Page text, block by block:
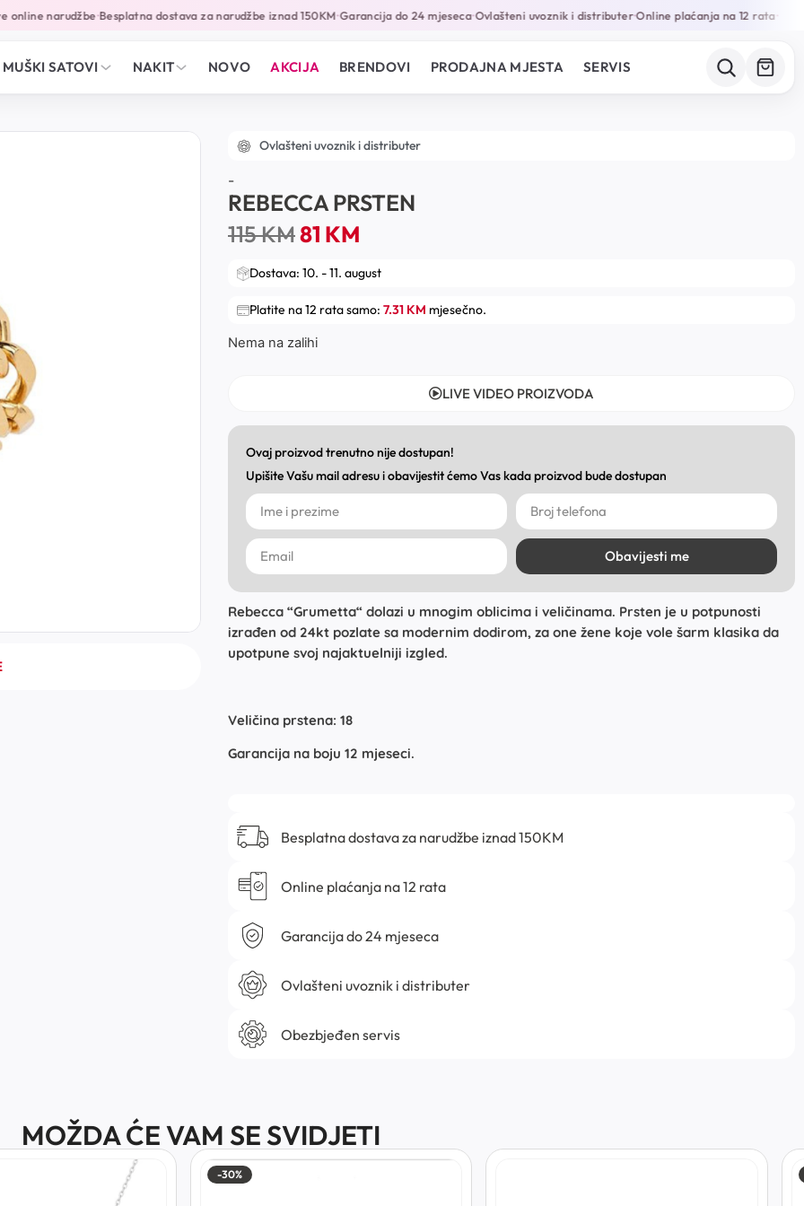
online narudžbe•Besplatna dostava za narudžbe iznad 150KM•Garancija do 24 mjeseca•Ovlašteni uvoznik i distributer•Online plaćanja na 12 rata•
MUŠKI SATOVI NAKIT NOVO AKCIJA BRENDOVI PRODAJNA MJESTA SERVIS
Ovlašteni uvoznik i distributer
-
REBECCA PRSTEN
115KM81 KM
Dostava: 10. - 11. august
Platite na 12 rata samo: 7.31 KM mjesečno.
Nema na zalihi
LIVE VIDEO PROIZVODA
Ovaj proizvod trenutno nije dostupan!
Upišite Vašu mail adresu i obavijestit ćemo Vas kada proizvod bude dostupan
Obavijesti me
Rebecca “Grumetta“ dolazi u mnogim oblicima i veličinama. Prsten je u potpunosti
izrađen od 24kt pozlate sa modernim dodirom, za one žene koje vole šarm klasika da
upotpune svoj najaktuelniji izgled.
Veličina prstena: 18
Garancija na boju 12 mjeseci.
Besplatna dostava za narudžbe iznad 150KM
Online plaćanja na 12 rata
Garancija do 24 mjeseca
Ovlašteni uvoznik i distributer
Obezbjeđen servis
MOŽDA ĆE VAM SE SVIDJETI
-30%